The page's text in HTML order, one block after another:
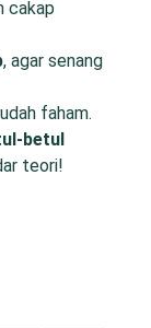
cakap
, agar senang
faham.
betul
teori!